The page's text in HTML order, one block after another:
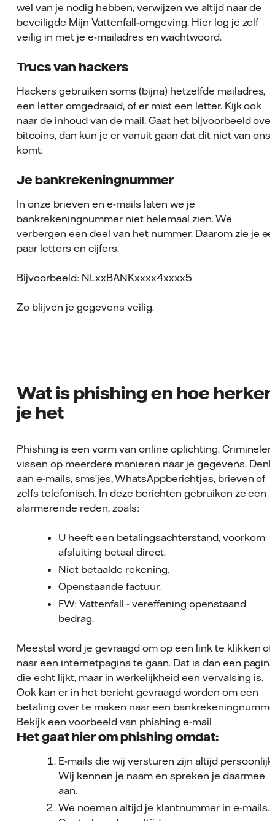
wel van je nodig hebben, verwijzen we altijd naar de
beveiligde Mijn Vattenfall-omgeving. Hier log je zelf
veilig in met je e-mailadres en wachtwoord.
Trucs van hackers
Hackers gebruiken soms (bijna) hetzelfde mailadres,
een letter omgedraaid, of er mist een letter. Kijk ook
naar de inhoud van de mail. Gaat het bijvoorbeeld over
bitcoins, dan kun je er vanuit gaan dat dit niet van ons
komt.
Je bankrekeningnummer
In onze brieven en e-mails laten we je
bankrekeningnummer niet helemaal zien. We
verbergen een deel van het nummer. Daarom zie je
paar letters en cijfers.
Bijvoorbeeld: NLxxBANKxxxx4xxxx5
Zo blijven je gegevens veilig.
Wat is phishing en hoe herken
je het
Phishing is een vorm van online oplichting. Criminelen
vissen op meerdere manieren naar je gegevens. Denk
aan e-mails, sms’jes, WhatsAppberichtjes, brieven of
zelfs telefonisch. In deze berichten gebruiken ze een
alarmerende reden, zoals:
U heeft een betalingsachterstand, voorkom
afsluiting betaal direct.
Niet betaalde rekening.
Openstaande factuur.
FW: Vattenfall - vereffening openstaand
bedrag.
Meestal word je gevraagd om op een link te klikken of
naar een internetpagina te gaan. Dat is dan een pagina
die echt lijkt, maar in werkelijkheid een vervalsing is.
Ook kan er in het bericht gevraagd worden om een
betaling over te maken naar een
Bekijk een voorbeeld van phishing e-mail
Het gaat hier om phishing omdat:
E-mails die wij versturen zijn altijd persoonlijk.
Wij kennen je naam en spreken je daarmee
aan.
We noemen altijd je klantnummer in e-mails.